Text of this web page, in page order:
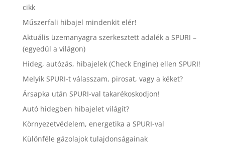
cikk
Műszerfali hibajel mindenkit elér!
Aktuális üzemanyagra szerkesztett adalék a SPURI –
(egyedül a világon)
Hideg, autózás, hibajelek (Check Engine) ellen SPURI!
Melyik SPURI-t válasszam, pirosat, vagy a kéket?
Ársapka után SPURI-val takarékoskodjon!
Autó hidegben hibajelet világít?
Környezetvédelem, energetika a SPURI-val
Különféle gázolajok tulajdonságainak